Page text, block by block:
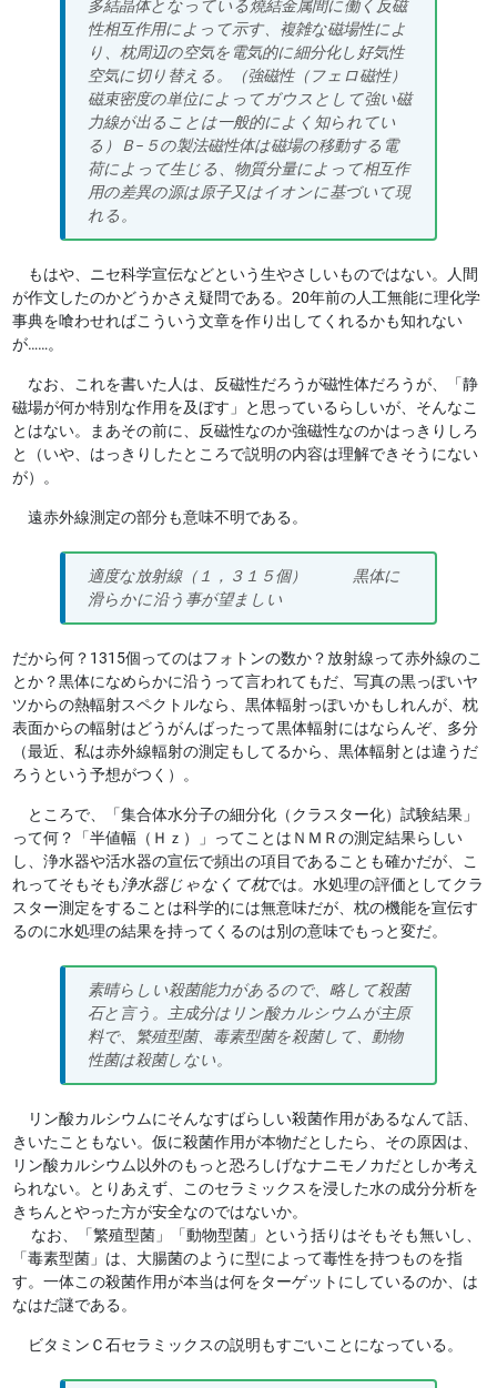
多結晶体となっている燒結金属間に働く反磁
性相互作用によって示す、複雑な磁場性によ
り、枕周辺の空気を電気的に細分化し好気性
空気に切り替える。（強磁性（フェロ磁性）
磁束密度の単位によってガウスとして強い磁
力線が出ることは一般的によく知られてい
る）Ｂ−５の製法磁性体は磁場の移動する電
荷によって生じる、物質分量によって相互作
用の差異の源は原子又はイオンに基づいて現
れる。
もはや、ニセ科学宣伝などという生やさしいものではない。人間
が作文したのかどうかさえ疑問である。20年前の人工無能に理化学
事典を喰わせればこういう文章を作り出してくれるかも知れない
が……。
なお、これを書いた人は、反磁性だろうが磁性体だろうが、「静
磁場が何か特別な作用を及ぼす」と思っているらしいが、そんなこ
とはない。まあその前に、反磁性なのか強磁性なのかはっきりしろ
と（いや、はっきりしたところで説明の内容は理解できそうにない
が）。
遠赤外線測定の部分も意味不明である。
適度な放射線（１，３１５個） 黒体に
滑らかに沿う事が望ましい
だから何？1315個ってのはフォトンの数か？放射線って赤外線のこ
とか？黒体になめらかに沿うって言われてもだ、写真の黒っぽいヤ
ツからの熱輻射スペクトルなら、黒体輻射っぽいかもしれんが、枕
表面からの輻射はどうがんばったって黒体輻射にはならんぞ、多分
（最近、私は赤外線輻射の測定もしてるから、黒体輻射とは違うだ
ろうという予想がつく）。
ところで、「集合体水分子の細分化（クラスター化）試験結果」
って何？「半値幅（Ｈｚ）」ってことはＮＭＲの測定結果らしい
し、浄水器や活水器の宣伝で頻出の項目であることも確かだが、こ
れってそもそも 浄水器じゃなくて枕では。水処理の評価としてクラ
スター測定をすることは科学的には無意味だが、枕の機能を宣伝す
るのに水処理の結果を持ってくるのは別の意味でもっと変だ。
素晴らしい殺菌能力があるので、略して殺菌
石と言う。主成分はリン酸カルシウムが主原
料で、繁殖型菌、毒素型菌を殺菌して、動物
性菌は殺菌しない。
リン酸カルシウムにそんなすばらしい殺菌作用があるなんて話、
きいたこともない。仮に殺菌作用が本物だとしたら、その原因は、
リン酸カルシウム以外のもっと恐ろしげなナニモノカだとしか考え
られない。とりあえず、このセラミックスを浸した水の成分分析を
きちんとやった方が安全なのではないか。
なお、「繁殖型菌」「動物型菌」という括りはそもそも無いし、
「毒素型菌」は、大腸菌のように型によって毒性を持つものを指
す。一体この殺菌作用が本当は何をターゲットにしているのか、は
なはだ謎である。
ビタミンＣ石セラミックスの説明もすごいことになっている。